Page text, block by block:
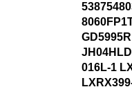
GD5995R
016L-1